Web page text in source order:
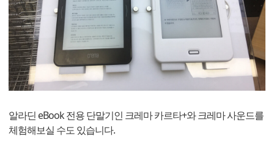
알라딘 eBook 전용 단말기인 크레마 카르타+와 크레마 사운드를
체험해보실 수도 있습니다.